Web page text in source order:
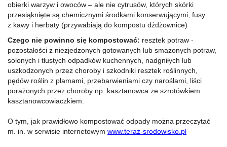
obierki warzyw i owoców – ale nie cytrusów, których skórki
przesiąknięte są chemicznymi środkami konserwującymi, fusy
z kawy i herbaty (przywabiają do kompostu dżdżownice)
Czego nie powinno się kompostować: resztek potraw -
pozostałości z niezjedzonych gotowanych lub smażonych potraw,
solonych i tłustych odpadków kuchennych, nadgniłych lub
uszkodzonych przez choroby i szkodniki resztek roślinnych,
pędów roślin z plamami, przebarwieniami czy naroślami, liści
porażonych przez choroby np. kasztanowca ze szrotówkiem
kasztanowcowiaczkiem.
O tym, jak prawidłowo kompostować odpady można przeczytać
m. in. w serwisie internetowym www.teraz-srodowisko.pl